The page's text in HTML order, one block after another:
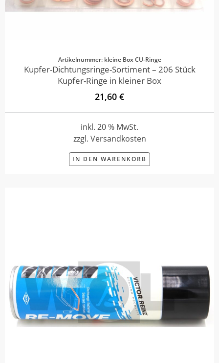
Artikelnummer: kleine Box CU-Ringe
Kupfer-Dichtungsringe-Sortiment – 206 Stück
Kupfer-Ringe in kleiner Box
21,60 €
inkl. 20 % MwSt.
zzgl. Versandkosten
IN DEN WARENKORB